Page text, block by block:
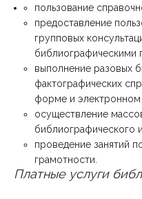
пользование
предоставление
групповых
библиографическими
выполнение разовых
фактографических
форме и электронном
осуществление
библиографического
проведение занятий
грамотности.
Платные услуги